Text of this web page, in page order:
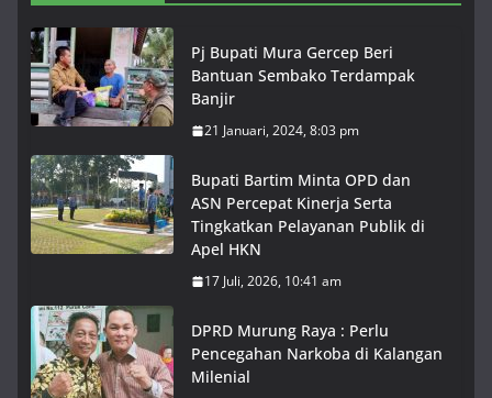
Pj Bupati Mura Gercep Beri
Bantuan Sembako Terdampak
Banjir
21 Januari, 2024, 8:03 pm
Bupati Bartim Minta OPD dan
ASN Percepat Kinerja Serta
Tingkatkan Pelayanan Publik di
Apel HKN
17 Juli, 2026, 10:41 am
DPRD Murung Raya : Perlu
Pencegahan Narkoba di Kalangan
Milenial